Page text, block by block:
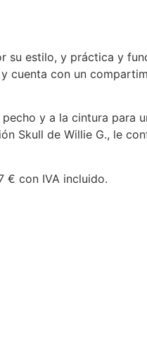
su estilo, y práctica y
cuenta con un
y a la cintura para
Skull de Willie G., le
€ con IVA incluido.